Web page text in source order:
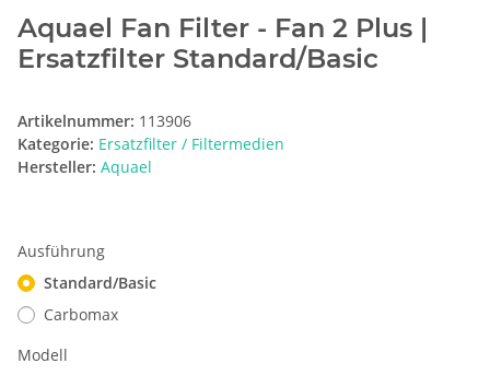
Aquael Fan Filter - Fan 2 Plus |
Ersatzfilter Standard/Basic
Artikelnummer: 113906
Kategorie: Ersatzfilter / Filtermedien
Hersteller: Aquael
Ausführung
Standard/Basic
Carbomax
Modell